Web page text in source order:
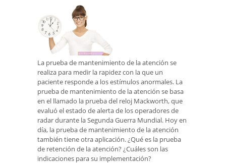
La prueba de mantenimiento de la atención se
realiza para medir la rapidez con la que un
paciente responde a los estímulos anormales. La
prueba de mantenimiento de la atención se basa
en el llamado la prueba del reloj Mackworth, que
evaluó el estado de alerta de los operadores de
radar durante la Segunda Guerra Mundial. Hoy en
día, la prueba de mantenimiento de la atención
también tiene otra aplicación. ¿Qué es la prueba
de retención de la atención? ¿Cuáles son las
indicaciones para su implementación?